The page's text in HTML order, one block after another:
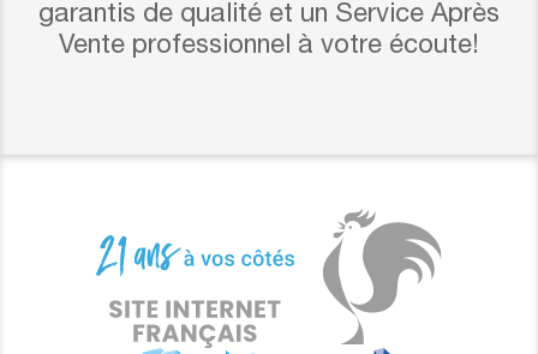
garantis de qualité et un Service Après
Vente professionnel à votre écoute!